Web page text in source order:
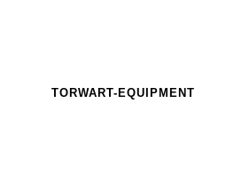
TORWART-EQUIPMENT